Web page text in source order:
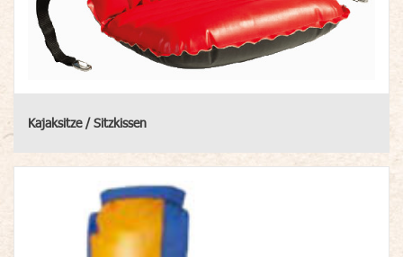
Kajaksitze / Sitzkissen